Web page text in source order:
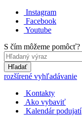
Instagram
Facebook
Youtube
S čím môžeme pomôcť?
Hľadať
rozšírené vyhľadávanie
Kontakty
Ako vybaviť
Kalendár podujatí